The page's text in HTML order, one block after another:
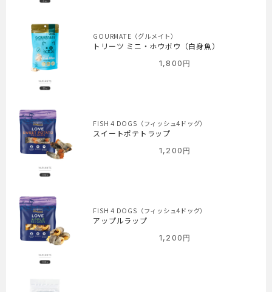
GOURMATE（グルメイト）
トリーツ ミニ・ホウボウ（白身魚）
1,800 円
FISH 4 DOGS（フィッシュ4ドッグ）
スイートポテトラップ
1,200 円
FISH 4 DOGS（フィッシュ4ドッグ）
アップルラップ
1,200 円